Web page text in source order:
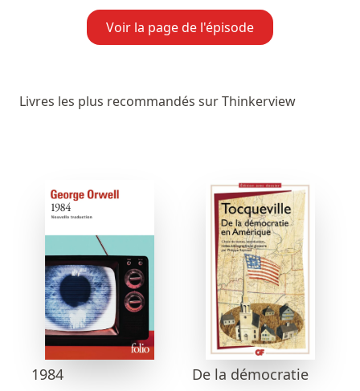
Voir la page de l'épisode
Livres les plus recommandés sur Thinkerview
1984
De la démocratie